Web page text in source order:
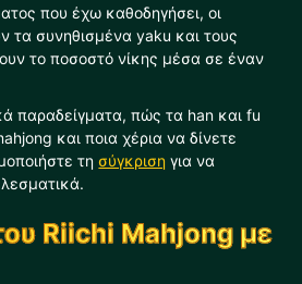
που έχω καθοδηγήσει, οι
τα συνηθισμένα yaku και τους
το ποσοστό νίκης μέσα σε έναν
παραδείγματα, πώς τα han και fu
και ποια χέρια να δίνετε
τησύγκριση για να
Riichi Mahjong με